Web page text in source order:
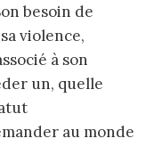
besoin de
violence,
à son
un, quelle
au monde